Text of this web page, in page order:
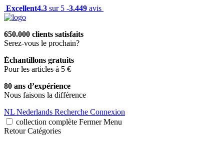
Excellent4.3 sur 5 -3.449 avis
650.000 clients satisfaits
Serez-vous le prochain?
Échantillons gratuits
Pour les articles à 5 €
80 ans d’expérience
Nous faisons la différence
NL Nederlands Recherche Connexion
collection complète Fermer Menu
Retour Catégories